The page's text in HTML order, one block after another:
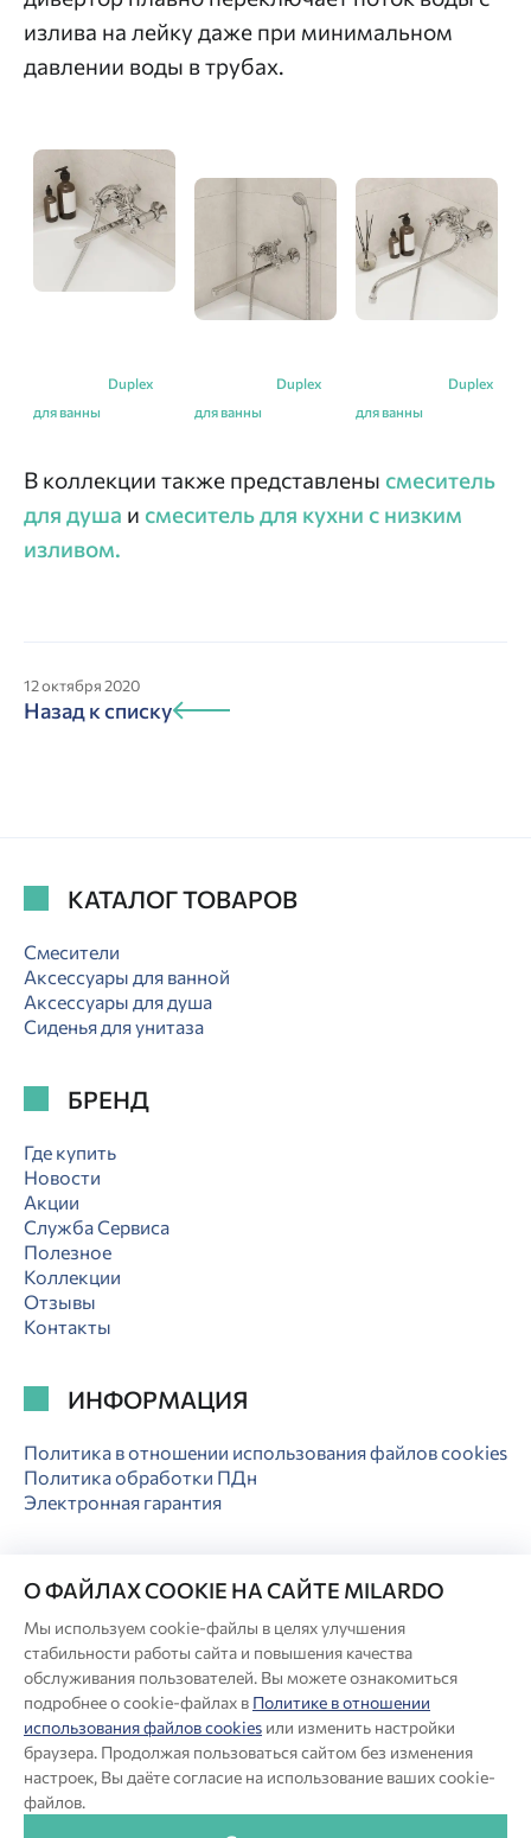
излива на лейку даже при минимальном
давлении воды в трубах.
Duplex
для ванны
Duplex
для ванны
Duplex
для ванны
В коллекции также представлены смеситель
для душа и смеситель для кухни с низким
изливом.
Назад к списку
12 октября 2020
КАТАЛОГ ТОВАРОВ
Смесители
Аксессуары для ванной
Аксессуары для душа
Сиденья для унитаза
БРЕНД
Где купить
Новости
Акции
Служба Сервиса
Полезное
Коллекции
Отзывы
Контакты
ИНФОРМАЦИЯ
Политика в отношении использования файлов cookies
Политика обработки ПДн
Электронная гарантия
© Milardo
Разработка сайта:
Производитель оставляет за собой право в любой момент
вносить изменения в комплектацию, дизайн и характеристики
товара, не ухудшающие его качество.
Актуальная информация о продукции Milardo — на сайте
О ФАЙЛАХ COOKIE НА САЙТЕ MILARDO
Мы используем cookie-файлы в целях улучшения
стабильности работы сайта и повышения качества
обслуживания пользователей. Вы можете ознакомиться
подробнее о cookie-файлах в Политике в отношении
использования файлов cookies или изменить настройки
браузера. Продолжая пользоваться сайтом без изменения
настроек, Вы даёте согласие на использование ваших cookie-
файлов.